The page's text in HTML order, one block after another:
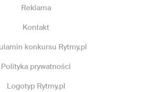
Reklama
Kontakt
konkursu Rytmy.pl
Polityka prywatności
Logotyp Rytmy.pl